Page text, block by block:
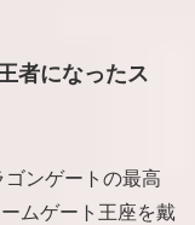
者になったス
ンゲートの最高
ムゲート王座を戴